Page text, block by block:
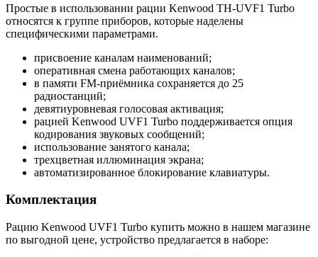
Простые в использовании рации Kenwood TH-UVF1 Turbo
относятся к группе приборов, которые наделены
специфическими параметрами.
присвоение каналам наименований;
оперативная смена работающих каналов;
в памяти FM-приёмника сохраняется до 25
радиостанций;
девятиуровневая голосовая активация;
рацией Kenwood UVF1 Turbo поддерживается опция
кодирования звуковых сообщений;
использование занятого канала;
трехцветная иллюминация экрана;
автоматизированное блокирование клавиатуры.
Комплектация
Рацию Kenwood UVF1 Turbo купить можно в нашем магазине
по выгодной цене, устройство предлагается в наборе: